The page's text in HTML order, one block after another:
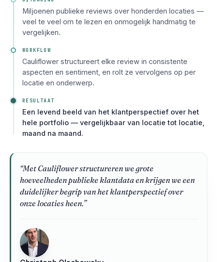
Miljoenen publieke reviews over honderden locaties —
veel te veel om te lezen en onmogelijk handmatig te
vergelijken.
WORKFLOW
Cauliflower structureert elke review in consistente
aspecten en sentiment, en rolt ze vervolgens op per
locatie en onderwerp.
RESULTAAT
Een levend beeld van het klantperspectief over het
hele portfolio — vergelijkbaar van locatie tot locatie,
maand na maand.
“Met Cauliflower structureren we grote
hoeveelheden publieke klantdata en krijgen we een
duidelijker begrip van het klantperspectief over
onze locaties heen.”